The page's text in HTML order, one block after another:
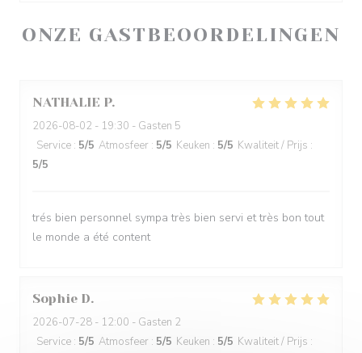
ONZE GASTBEOORDELINGEN
NATHALIE P
2026-08-02 - 19:30 - Gasten 5
Service : 5/5 Atmosfeer : 5/5 Keuken : 5/5 Kwaliteit / Prijs :
5/5
trés bien personnel sympa très bien servi et très bon tout
le monde a été content
Sophie D
2026-07-28 - 12:00 - Gasten 2
Service : 5/5 Atmosfeer : 5/5 Keuken : 5/5 Kwaliteit / Prijs :